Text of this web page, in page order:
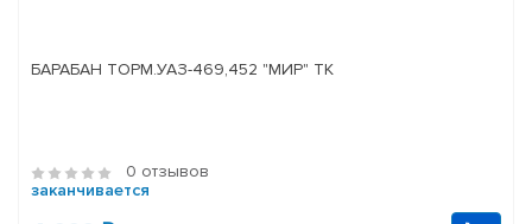
БАРАБАН ТОРМ.УАЗ-469,452 "МИР" ТК
0 отзывов
заканчивается